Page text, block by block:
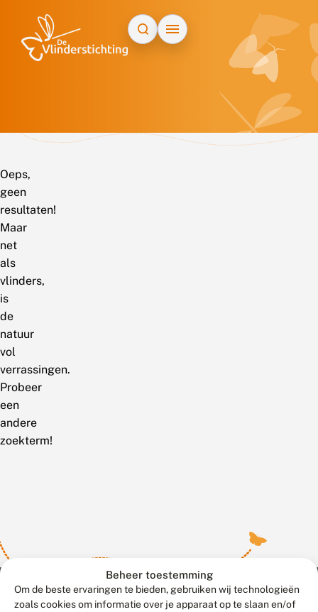
Beheer toestemming
Om de beste ervaringen te bieden, gebruiken wij technologieën
zoals cookies om informatie over je apparaat op te slaan en/of
Oeps,
geen
resultaten!
Maar
net
als
vlinders,
is
de
natuur
vol
verrassingen.
Probeer
een
andere
zoekterm!